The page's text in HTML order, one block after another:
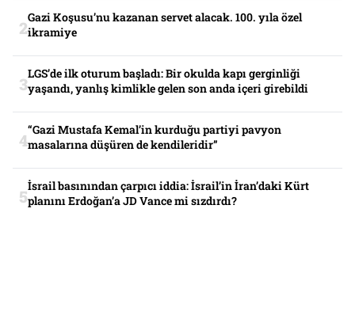
Gazi Koşusu’nu kazanan servet alacak. 100. yıla özel
ikramiye
LGS’de ilk oturum başladı: Bir okulda kapı gerginliği
yaşandı, yanlış kimlikle gelen son anda içeri girebildi
“Gazi Mustafa Kemal’in kurduğu partiyi pavyon
masalarına düşüren de kendileridir”
İsrail basınından çarpıcı iddia: İsrail’in İran’daki Kürt
planını Erdoğan’a JD Vance mi sızdırdı?